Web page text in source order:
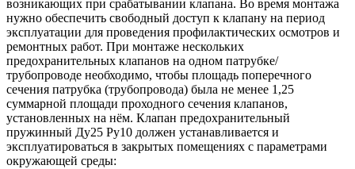
возникающих при срабатывании клапана. Во время монтажа
нужно обеспечить свободный доступ к клапану на период
эксплуатации для проведения профилактических осмотров и
ремонтных работ. При монтаже нескольких
предохранительных клапанов на одном патрубке/
трубопроводе необходимо, чтобы площадь поперечного
сечения патрубка (трубопровода) была не менее 1,25
суммарной площади проходного сечения клапанов,
установленных на нём. Клапан предохранительный
пружинный Ду25 Ру10 должен устанавливается и
эксплуатироваться в закрытых помещениях с параметрами
окружающей среды: